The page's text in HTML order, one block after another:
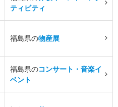
ティビティ
福島県の物産展
福島県のコンサート・音楽イ
ベント